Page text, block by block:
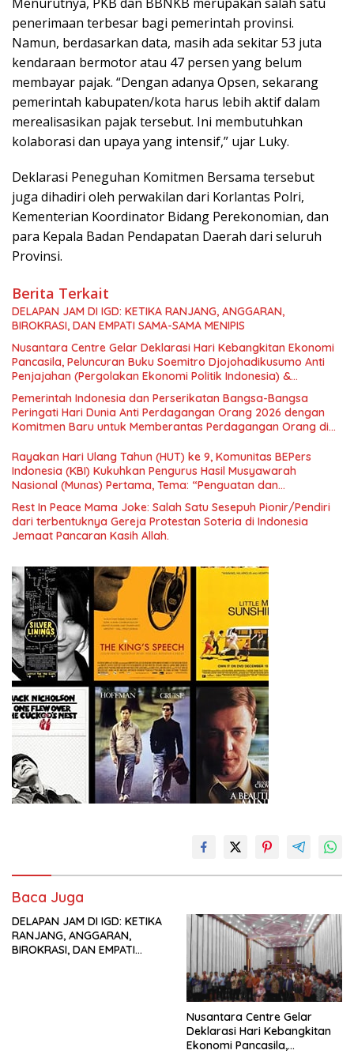
penerimaan terbesar bagi pemerintah provinsi.
Namun, berdasarkan data, masih ada sekitar 53 juta
kendaraan bermotor atau 47 persen yang belum
membayar pajak. “Dengan adanya Opsen, sekarang
pemerintah kabupaten/kota harus lebih aktif dalam
merealisasikan pajak tersebut. Ini membutuhkan
kolaborasi dan upaya yang intensif,” ujar Luky.
Deklarasi Peneguhan Komitmen Bersama tersebut
juga dihadiri oleh perwakilan dari Korlantas Polri,
Kementerian Koordinator Bidang Perekonomian, dan
para Kepala Badan Pendapatan Daerah dari seluruh
Provinsi.
Berita Terkait
DELAPAN JAM DI IGD: KETIKA RANJANG, ANGGARAN,
BIROKRASI, DAN EMPATI SAMA-SAMA MENIPIS
Nusantara Centre Gelar Deklarasi Hari Kebangkitan Ekonomi
Pancasila, Peluncuran Buku Soemitro Djojohadikusumo Anti
Penjajahan (Pergolakan Ekonomi Politik Indonesia) &
Simposium Nasional “Urgensi Undang-Undang Perekonomian
Nasional dan Kesejahteraan Sosial dalam Menata Bangsa
Menuju Indonesia Emas 2045”,
Pemerintah Indonesia dan Perserikatan Bangsa-Bangsa
Peringati Hari Dunia Anti Perdagangan Orang 2026 dengan
Komitmen Baru untuk Memberantas Perdagangan Orang di
Rayakan Hari Ulang Tahun (HUT) ke 9, Komunitas BEPers
Indonesia (KBI) Kukuhkan Pengurus Hasil Musyawarah
Nasional (Munas) Pertama, Tema: “Penguatan dan
Pengembangan Organisasi KBI yang Berbasis Riset di seluruh
Indonesia dan Mancanegara”.
Rest In Peace Mama Joke: Salah Satu Sesepuh Pionir/Pendiri
dari terbentuknya Gereja Protestan Soteria di Indonesia
Jemaat Pancaran Kasih Allah.
Baca Juga
DELAPAN JAM DI IGD: KETIKA
RANJANG, ANGGARAN,
BIROKRASI, DAN EMPATI
Nusantara Centre Gelar
Deklarasi Hari Kebangkitan
Ekonomi Pancasila,